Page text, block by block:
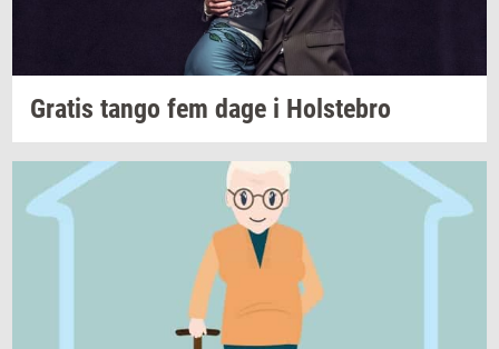
Gra­tis tango fem dage i Holste­bro